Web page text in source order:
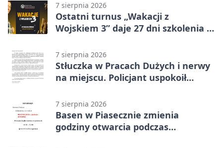
7 sierpnia 2026
Ostatni turnus „Wakacji z
Wojskiem 3” daje 27 dni szkolenia i
7 sierpnia 2026
Stłuczka w Pracach Dużych i nerwy
na miejscu. Policjant uspokoił
7 sierpnia 2026
Basen w Piasecznie zmienia
godziny otwarcia podczas